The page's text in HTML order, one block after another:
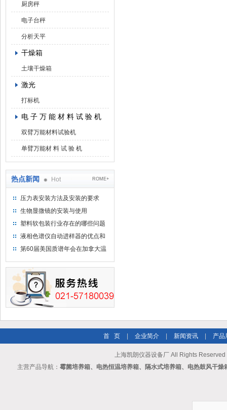
厨房秤
电子台秤
分析天平
干燥箱
土壤干燥箱
激光
打标机
电 子 万 能 材 料 试 验 机
双臂万能材料试验机
单臂万能材 料 试 验 机
热点新闻 Hot ROME+
压力表安装方法及安装的要求
生物显微镜的安装与使用
塑料软包装行业存在的哪些问题
液相色谱仪自动进样器的优点和
维护
第60届美国质谱年会在加拿大温
首 页 企业简介 新闻资讯 产品
上海凯朗仪器设备厂 All Rights Reserved
主营产品导航： 霉菌培养箱、电热恒温培养箱、隔水式培养箱、电热鼓风干